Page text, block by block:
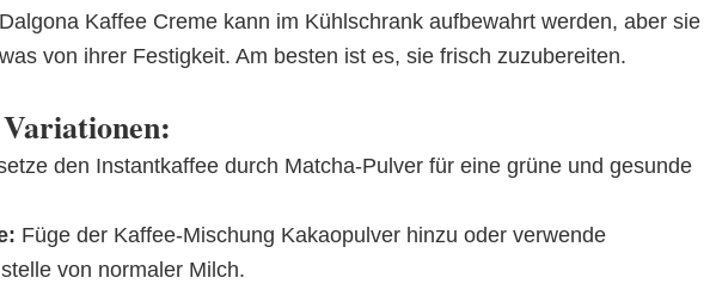
Kaffee Creme kann im Kühlschrank aufbewahrt werden, aber sie
von ihrer Festigkeit. Am besten ist es, sie frisch zuzubereiten.
den Instantkaffee durch Matcha-Pulver für eine grüne und gesunde
Füge der Kaffee-Mischung Kakaopulver hinzu oder verwende
von normaler Milch.